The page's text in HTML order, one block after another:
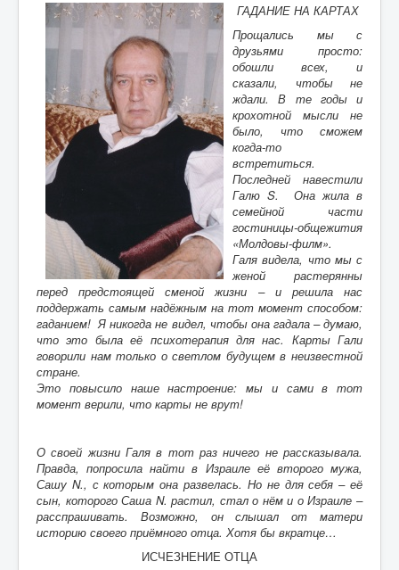
Наше кино
Архивариус
Актуальное интервью
Воспоминания
Дети войны вспоминают
Имя
Литературная гостиная
Ликбез Мишпохи
Чтобы это никогда не повторилось!
Память
Почта Мишпохи
Родословная
Редакционный подвальчик
Кухня Мишпохи
Гостевая книга
Контакты
ГАДАНИЕ НА КАРТАХ
Прощались мы с
друзьями просто:
обошли всех, и
сказали, чтобы не
ждали. В те годы и
крохотной мысли не
было, что сможем
когда-то
встретиться.
Последней навестили
Галю S. Она жила в
семейной части
гостиницы-общежития
«Молдовы-филм».
Галя видела, что мы с
женой растерянны
перед предстоящей сменой жизни – и решила нас
поддержать самым надёжным на тот момент способом:
гаданием! Я никогда не видел, чтобы она гадала – думаю,
что это была её психотерапия для нас. Карты Гали
говорили нам только о светлом будущем в неизвестной
стране.
Это повысило наше настроение: мы и сами в тот
момент верили, что карты не врут!
О своей жизни Галя в тот раз ничего не рассказывала.
Правда, попросила найти в Израиле её второго мужа,
Сашу N., с которым она развелась. Но не для себя – её
сын, которого Саша N. растил, стал о нём и о Израиле –
расспрашивать. Возможно, он слышал от матери
историю своего приёмного отца. Хотя бы вкратце…
ИСЧЕЗНЕНИЕ ОТЦА